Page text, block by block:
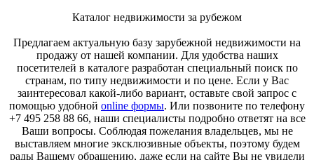
Каталог недвижимости за рубежом
Предлагаем актуальную базу зарубежной недвижимости на
продажу от нашей компании. Для удобства наших
посетителей в каталоге разработан специальный поиск по
странам, по типу недвижимости и по цене. Если у Вас
заинтересовал какой-либо вариант, оставьте свой запрос с
помощью удобной online формы. Или позвоните по телефону
+7 495 258 88 66, наши специалисты подробно ответят на все
Ваши вопросы. Соблюдая пожелания владельцев, мы не
выставляем многие эксклюзивные объекты, поэтому будем
рады Вашему обращению, даже если на сайте Вы не увидели